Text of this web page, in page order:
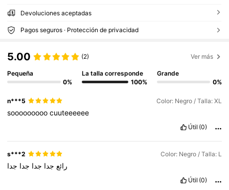
Devoluciones aceptadas
Pagos seguros · Protección de privacidad
5.00 (2) Ver más
Pequeña
0%
La talla corresponde
100%
Grande
0%
n***5 Color: Negro / Talla: XL
sooooooooocuuteeeeee
Útil (0)
s***2 Color: Negro / Talla: L
رائع جدا جدا جدا جدا
Útil (0)